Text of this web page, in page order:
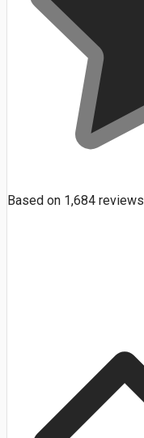
Based on 1,684 reviews